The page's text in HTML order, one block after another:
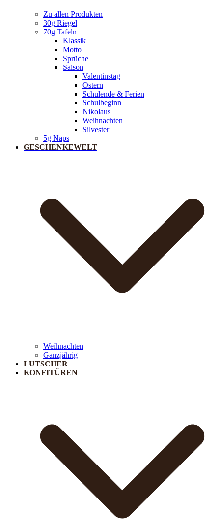
Zu allen Produkten
30g Riegel
70g Tafeln
Klassik
Motto
Sprüche
Saison
Valentinstag
Ostern
Schulende & Ferien
Schulbeginn
Nikolaus
Weihnachten
Silvester
5g Naps
GESCHENKEWELT
Weihnachten
Ganzjährig
LUTSCHER
KONFITÜREN